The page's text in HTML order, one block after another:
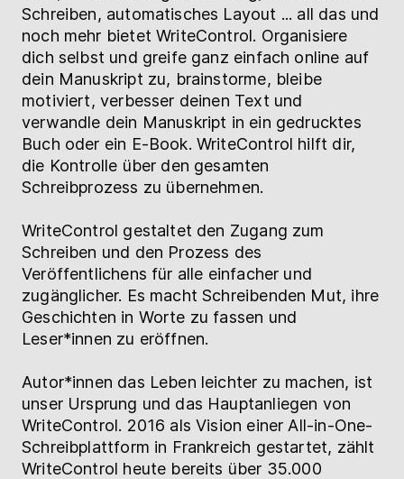
Schreiben, automatisches Layout ... all das und
noch mehr bietet WriteControl. Organisiere
dich selbst und greife ganz einfach online auf
dein Manuskript zu, brainstorme, bleibe
motiviert, verbesser deinen Text und
verwandle dein Manuskript in ein gedrucktes
Buch oder ein E-Book. WriteControl hilft dir,
die Kontrolle über den gesamten
Schreibprozess zu übernehmen.
WriteControl gestaltet den Zugang zum
Schreiben und den Prozess des
Veröffentlichens für alle einfacher und
zugänglicher. Es macht Schreibenden Mut, ihre
Geschichten in Worte zu fassen und
Leser*innen zu eröffnen.
Autor*innen das Leben leichter zu machen, ist
unser Ursprung und das Hauptanliegen von
WriteControl. 2016 als Vision einer All-in-One-
Schreibplattform in Frankreich gestartet, zählt
WriteControl heute bereits über 35.000